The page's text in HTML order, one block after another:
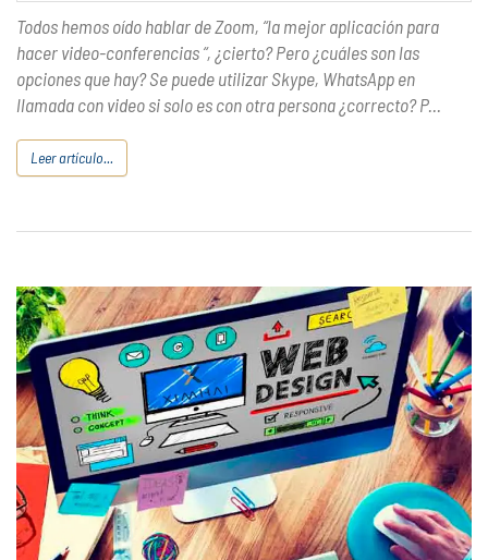
Todos hemos oído hablar de Zoom, “la mejor aplicación para
hacer video-conferencias “, ¿cierto? Pero ¿cuáles son las
opciones que hay? Se puede utilizar Skype, WhatsApp en
llamada con video si solo es con otra persona ¿correcto? P...
Leer artículo...